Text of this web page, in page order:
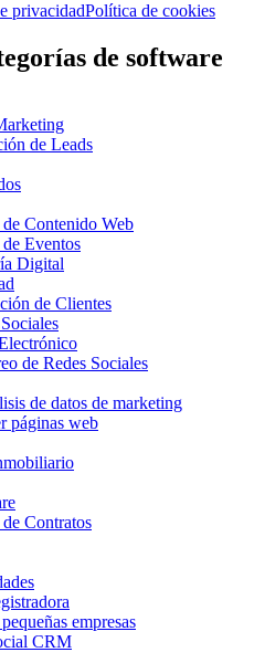
privacidadPolítica de cookies
de software
de Leads
Contenido Web
Eventos
Digital
de Clientes
de Redes Sociales
de datos de marketing
páginas web
Contratos
empresas
CRM